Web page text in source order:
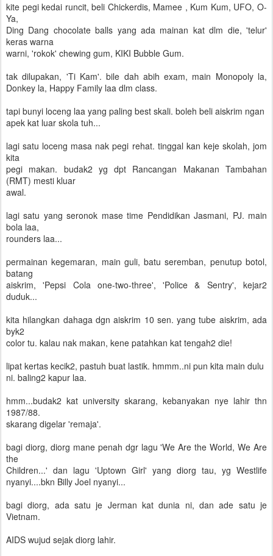
kite pegi kedai runcit, beli Chickerdis, Mamee , Kum Kum, UFO, O-
Ya,
Ding Dang chocolate balls yang ada mainan kat dlm die, 'telur'
keras warna
warni, 'rokok' chewing gum, KIKI Bubble Gum.
tak dilupakan, 'Ti Kam'. bile dah abih exam, main Monopoly la,
Donkey la, Happy Family laa dlm class.
tapi bunyi loceng laa yang paling best skali. boleh beli aiskrim ngan
apek kat luar skola tuh...
lagi satu loceng masa nak pegi rehat. tinggal kan keje skolah, jom
kita
pegi makan. budak2 yg dpt Rancangan Makanan Tambahan
(RMT) mesti kluar
awal.
lagi satu yang seronok mase time Pendidikan Jasmani, PJ. main
bola laa,
rounders laa...
permainan kegemaran, main guli, batu seremban, penutup botol,
batang
aiskrim, 'Pepsi Cola one-two-three', 'Police & Sentry', kejar2
duduk...
kita hilangkan dahaga dgn aiskrim 10 sen. yang tube aiskrim, ada
byk2
color tu. kalau nak makan, kene patahkan kat tengah2 die!
lipat kertas kecik2, pastuh buat lastik. hmmm..ni pun kita main dulu
ni. baling2 kapur laa.
hmm...budak2 kat university skarang, kebanyakan nye lahir thn
1987/88.
skarang digelar 'remaja'.
bagi diorg, diorg mane penah dgr lagu 'We Are the World, We Are
the
Children...' dan lagu 'Uptown Girl' yang diorg tau, yg Westlife
nyanyi....bkn Billy Joel nyanyi...
bagi diorg, ada satu je Jerman kat dunia ni, dan ade satu je
Vietnam.
AIDS wujud sejak diorg lahir.